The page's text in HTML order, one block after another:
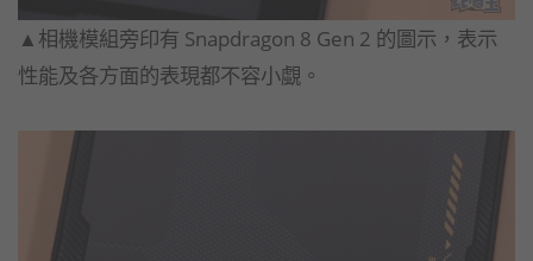
▲相機模組旁印有 Snapdragon 8 Gen 2 的圖示，表示
性能及各方面的表現都不容小覷。